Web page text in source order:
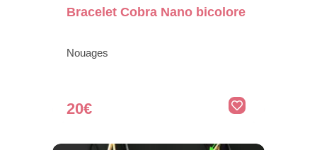
Bracelet Cobra Nano bicolore
Nouages
20€